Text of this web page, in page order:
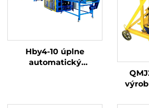
Hby4-10 úplne
automatický
s